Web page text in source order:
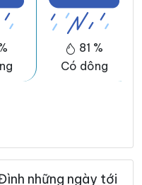
81 %
Có dông
những ngày tới